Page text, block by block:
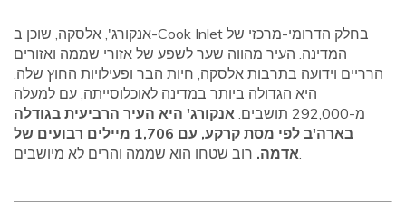
אנקורג', אלסקה, שוכן ב-Cook Inlet בחלק הדרומי-מרכזי של
המדינה. העיר מהווה שער לשפע של אזורי שממה ואזורים
הרריים וידועה בתרבות אלסקה, חיות הבר ופעילויות החוץ שלה.
היא הגדולה ביותר במדינה לאוכלוסייתה, עם למעלה
מ-292,000 תושבים.
אנקורג' היא העיר הרביעית בגודלה
בארה'ב לפי מסת קרקע, עם 1,706 מיילים רבועים של
אדמה.רוב שטחו הוא שממה והרים לא מיושבים.